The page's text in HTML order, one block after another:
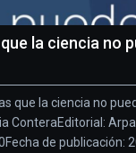
la ciencia no
que la ciencia no
ConteraEditorial: Arpa
de publicación: